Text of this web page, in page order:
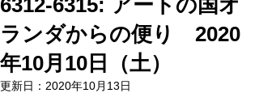
6312-6315: アートの国オ
ランダからの便り 2020
年10月10日（土）
更新日： 2020年10月13日